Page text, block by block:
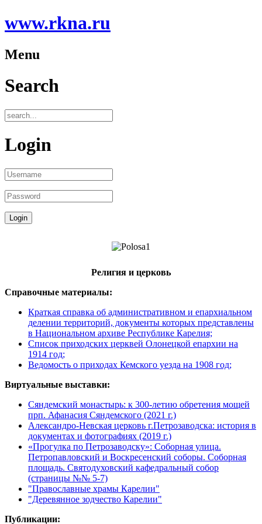
www.rkna.ru
Menu
Search
Login
Религия и церковь
Справочные материалы:
Краткая справка об административном и епархиальном
делении территорий, документы которых представлены
в Национальном архиве Республике Карелия;
Список приходских церквей Олонецкой епархии на
1914 год;
Ведомость о приходах Кемского уезда на 1908 год;
Виртуальные выставки:
Сяндемский монастырь: к 300-летию обретения мощей
прп. Афанасия Сяндемского (2021 г.)
Александро-Невская церковь г.Петрозаводска: история в
документах и фотографиях (2019 г.)
«Прогулка по Петрозаводску»: Соборная улица.
Петропавловский и Воскресенский соборы. Соборная
площадь. Святодуховский кафедральный собор
(страницы №№ 5-7)
"Православные храмы Карелии"
"Деревянное зодчество Карелии"
Публикации: